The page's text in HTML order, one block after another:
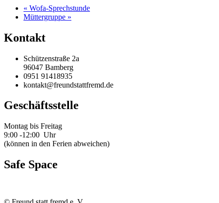
« Wofa-Sprechstunde
Müttergruppe »
Kontakt
Schützenstraße 2a
96047 Bamberg
0951 91418935
kontakt@freundstattfremd.de
Geschäftsstelle
Montag bis Freitag
9:00 -12:00 Uhr
(können in den Ferien abweichen)
Safe Space